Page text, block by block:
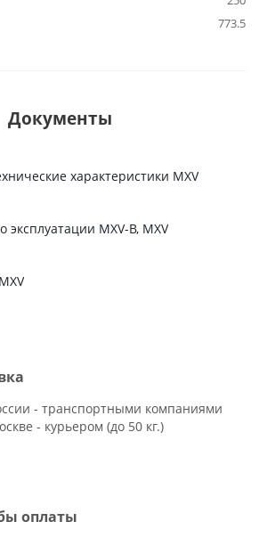
773.5
Документы
характеристики MXV
эксплуатации MXV-B, MXV
- транспортными компаниями
- курьером (до 50 кг.)
оплаты